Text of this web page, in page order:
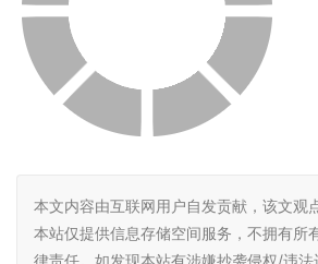
本文内容由互联网用户自发贡献，该文观
本站仅提供信息存储空间服务，不拥有所